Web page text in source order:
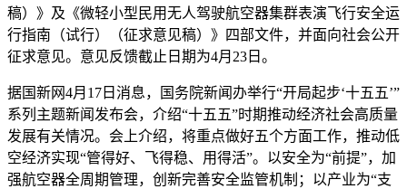
稿）》及《微轻小型民用无人驾驶航空器集群表演飞行安全运
行指南（试行）（征求意见稿）》四部文件，并面向社会公开
征求意见。意见反馈截止日期为4月23日。
据国新网4月17日消息，国务院新闻办举行“开局起步‘十五五’”
系列主题新闻发布会，介绍“十五五”时期推动经济社会高质量
发展有关情况。会上介绍，将重点做好五个方面工作，推动低
空经济实现“管得好、飞得稳、用得活”。以安全为“前提”，加
强航空器全周期管理，创新完善安全监管机制；以产业为“支